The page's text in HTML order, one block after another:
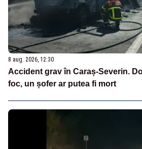
8 aug. 2026, 12:30
Accident grav în Caraș-Severin.
foc, un șofer ar putea fi mort